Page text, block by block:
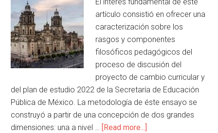
artículo consistió en ofrecer una
caracterización sobre los
rasgos y componentes
filosóficos pedagógicos del
proceso de discusión del
proyecto de cambio curricular y
del plan de estudio 2022 de la Secretaría de Educación
Pública de México. La metodología de éste ensayo se
construyó a partir de una concepción de dos grandes
dimensiones: una a nivel … [Read more...]